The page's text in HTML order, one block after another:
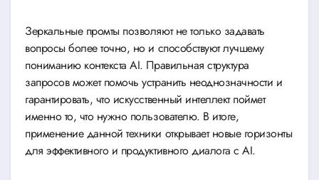
Зеркальные промты позволяют не только задавать
вопросы более точно, но и способствуют лучшему
пониманию контекста AI. Правильная структура
запросов может помочь устранить неоднозначности и
гарантировать, что искусственный интеллект поймет
именно то, что нужно пользователю. В итоге,
применение данной техники открывает новые горизонты
для эффективного и продуктивного диалога с AI.